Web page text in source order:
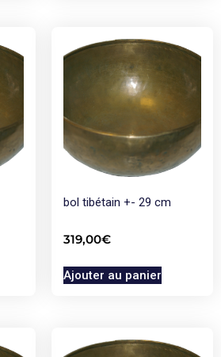
bol tibétain +- 29 cm
319,00€
Ajouter au panier